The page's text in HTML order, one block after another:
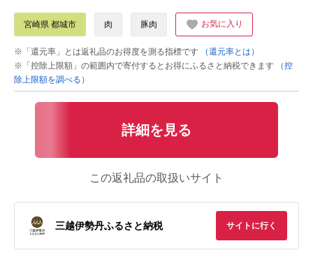
宮崎県 都城市 肉 豚肉 お気に入り
※「還元率」とは返礼品のお得度を測る指標です
（還元率とは）
※「控除上限額」の範囲内で寄付するとお得にふるさと納税できます
（控
除上限額を調べる）
詳細を見る
この返礼品の取扱いサイト
三越伊勢丹ふるさと納税 サイトに行く